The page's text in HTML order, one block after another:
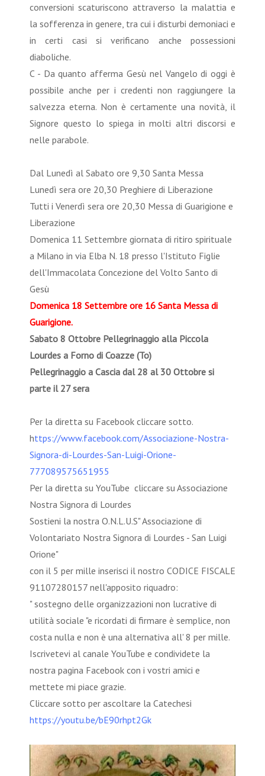
conversioni scaturiscono attraverso la malattia e
la sofferenza in genere, tra cui i disturbi demoniaci e
in certi casi si verificano anche possessioni
diaboliche.
C - Da quanto afferma Gesù nel Vangelo di oggi è
possibile anche per i credenti non raggiungere la
salvezza eterna. Non è certamente una novità, il
Signore questo lo spiega in molti altri discorsi e
nelle parabole.
Dal Lunedì al Sabato ore 9,30 Santa Messa
Lunedì sera ore 20,30 Preghiere di Liberazione
Tutti i Venerdì sera ore 20,30 Messa di Guarigione e
Liberazione
Domenica 11 Settembre giornata di ritiro spirituale
a Milano in via Elba N. 18 presso l'Istituto Figlie
dell'Immacolata Concezione del Volto Santo di
Gesù
Domenica 18 Settembre ore 16 Santa Messa di
Guarigione.
Sabato 8 Ottobre Pellegrinaggio alla Piccola
Lourdes a Forno di Coazze (To)
Pellegrinaggio a Cascia dal 28 al 30 Ottobre si
parte il 27 sera
Per la diretta su Facebook cliccare sotto.
https://www.facebook.com/Associazione-Nostra-
Signora-di-Lourdes-San-Luigi-Orione-
777089575651955
Per la diretta su YouTube cliccare su Associazione
Nostra Signora di Lourdes
Sostieni la nostra O.N.L.U.S" Associazione di
Volontariato Nostra Signora di Lourdes - San Luigi
Orione"
con il 5 per mille inserisci il nostro CODICE FISCALE
91107280157 nell'apposito riquadro:
" sostegno delle organizzazioni non lucrative di
utilità sociale "e ricordati di firmare è semplice, non
costa nulla e non è una alternativa all' 8 per mille.
Iscrivetevi al canale YouTube e condividete la
nostra pagina Facebook con i vostri amici e
mettete mi piace grazie.
Cliccare sotto per ascoltare la Catechesi
https://youtu.be/bE90rhpt2Gk